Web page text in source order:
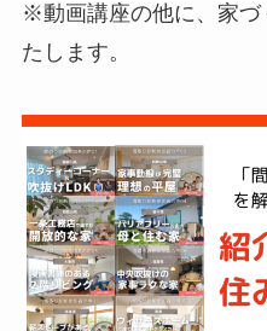
※動画講座の他に、家づ
たします。